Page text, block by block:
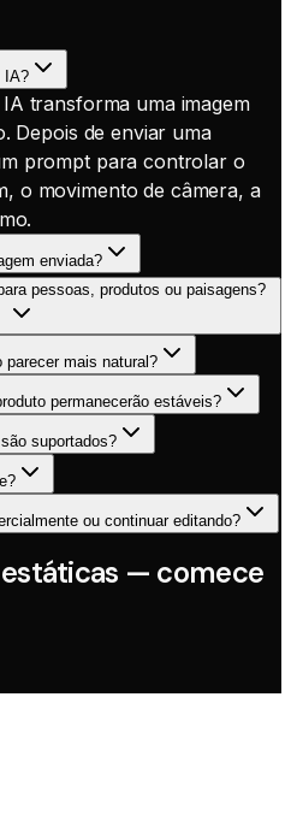
IA?
transforma uma imagem
Depois de enviar uma
prompt para controlar o
o movimento de câmera, a
enviada?
pessoas, produtos ou paisagens?
parecer mais natural?
permanecerão estáveis?
suportados?
ou continuar editando?
estáticas — comece